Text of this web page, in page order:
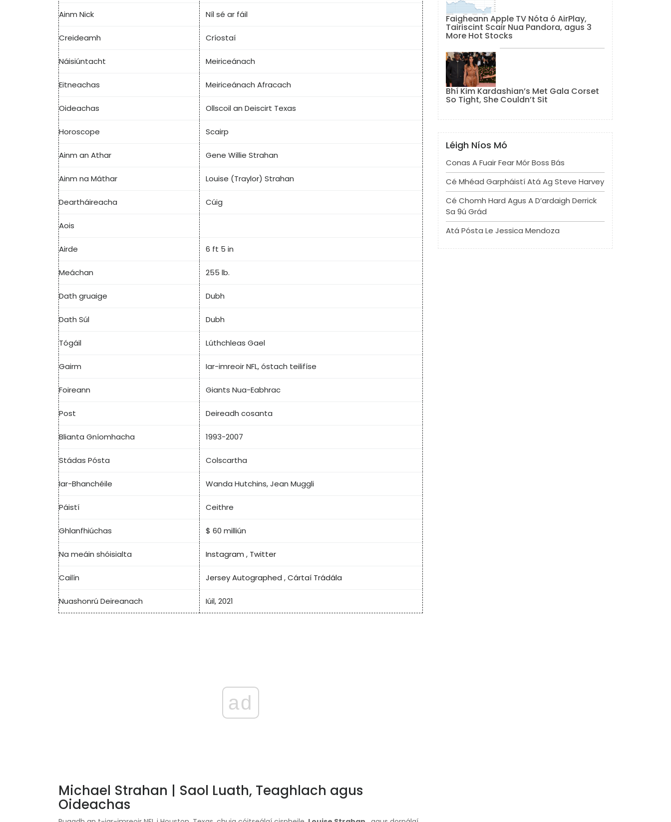
Ainm Nick Níl sé ar fáil
Creideamh Críostaí
Náisiúntacht Meiriceánach
Eitneachas Meiriceánach Afracach
Oideachas Ollscoil an Deiscirt Texas
Horoscope Scairp
Ainm an Athar Gene Willie Strahan
Ainm na Máthar Louise (Traylor) Strahan
Deartháireacha Cúig
Aois
Airde 6 ft 5 in
Meáchan 255 lb.
Dath gruaige Dubh
Dath Súl Dubh
Tógáil Lúthchleas Gael
Gairm Iar-imreoir NFL, óstach teilifíse
Foireann Giants Nua-Eabhrac
Post Deireadh cosanta
Blianta Gníomhacha 1993-2007
Stádas Pósta Colscartha
Iar-Bhanchéile Wanda Hutchins, Jean Muggli
Páistí Ceithre
Ghlanfhiúchas $ 60 milliún
Na meáin shóisialta Instagram , Twitter
Cailín Jersey Autographed ,Cártaí Trádála
Nuashonrú Deireanach Iúil, 2021
ad
Michael Strahan | Saol Luath, Teaghlach agus
Oideachas
Faigheann Apple TV Nóta ó AirPlay,
Tairiscint Scair Nua Pandora, agus 3
More Hot Stocks
Bhí Kim Kardashian’s Met Gala Corset
So Tight, She Couldn’t Sit
Léigh Níos Mó
Conas A Fuair Fear Mór Boss Bás
Cé Mhéad Garpháistí Atá Ag Steve Harvey
Cé Chomh Hard Agus A D’ardaigh Derrick
Sa 9ú Grád
Atá Pósta Le Jessica Mendoza